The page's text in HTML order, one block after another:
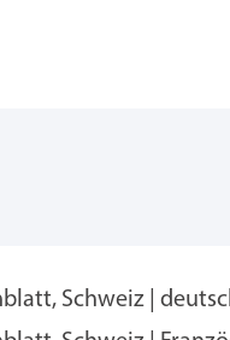
Schweiz |